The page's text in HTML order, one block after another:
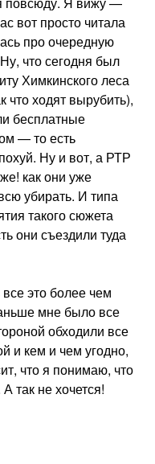
вот просто читала
про очередную
что сегодня был
Химкинского леса
что ходят вырубить),
бесплатные
— то есть
Ну и вот, а РТР
как они уже
убирать. И типа
такого сюжета
они съездили туда
это более чем
мне было все
обходили все
и кем и чем угодно,
что я понимаю, что
так не хочется!